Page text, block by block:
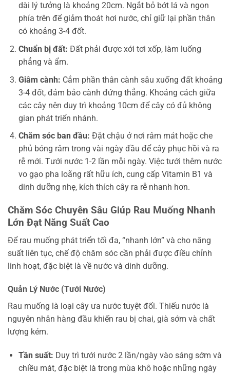
dài lý tưởng là khoảng 20cm. Ngắt bỏ bớt lá và ngọn
phía trên để giảm thoát hơi nước, chỉ giữ lại phần thân
có khoảng 3-4 đốt.
Chuẩn bị đất: Đất phải được xới tơi xốp, làm luống
phẳng và ẩm.
Giâm cành: Cắm phần thân cành sâu xuống đất khoảng
3-4 đốt, đảm bảo cành đứng thẳng. Khoảng cách giữa
các cây nên duy trì khoảng 10cm để cây có đủ không
gian phát triển nhánh.
Chăm sóc ban đầu: Đặt chậu ở nơi râm mát hoặc che
phủ bóng râm trong vài ngày đầu để cây phục hồi và ra
rễ mới. Tưới nước 1-2 lần mỗi ngày. Việc tưới thêm nước
vo gạo pha loãng rất hữu ích, cung cấp Vitamin B1 và
dinh dưỡng nhẹ, kích thích cây ra rễ nhanh hơn.
Chăm Sóc Chuyên Sâu Giúp Rau Muống Nhanh
Lớn Đạt Năng Suất Cao
Để rau muống phát triển tối đa, “nhanh lớn” và cho năng
suất liên tục, chế độ chăm sóc cần phải được điều chỉnh
linh hoạt, đặc biệt là về nước và dinh dưỡng.
Quản Lý Nước (Tưới Nước)
Rau muống là loại cây ưa nước tuyệt đối. Thiếu nước là
nguyên nhân hàng đầu khiến rau bị chai, già sớm và chất
lượng kém.
Tần suất: Duy trì tưới nước 2 lần/ngày vào sáng sớm và
chiều mát, đặc biệt là trong mùa khô hoặc những ngày